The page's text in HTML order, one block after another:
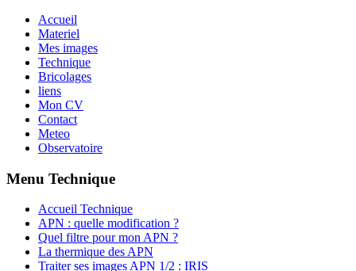
Accueil
Materiel
Mes images
Technique
Bricolages
liens
Mon CV
Contact
Meteo
Observatoire
Menu Technique
Accueil Technique
APN : quelle modification ?
Quel filtre pour mon APN ?
La thermique des APN
Traiter ses images APN 1/2 : IRIS